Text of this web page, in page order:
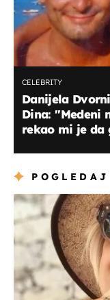
CELEBRITY
Danijela
Dina: ''Medeni
rekao mi je da
POGLEDAJ